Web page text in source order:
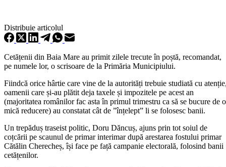
Distribuie articolul
Cetățenii din Baia Mare au primit zilele trecute în poștă, recomandat,
pe numele lor, o scrisoare de la Primăria Municipiului.
Fiindcă orice hârtie care vine de la autorități trebuie studiată cu
oamenii care și-au plătit deja taxele și impozitele pe acest an
(majoritatea românilor fac asta în primul trimestru ca să se bucure de o
mică reducere) au constatat cât de ”înțelept” li se folosesc banii.
Un trepăduș traseist politic, Doru Dăncuș, ajuns prin tot soiul de
coțcării pe scaunul de primar interimar după arestarea fostului primar
Cătălin Cherecheș, își face pe față campanie electorală, folosind banii
cetățenilor.